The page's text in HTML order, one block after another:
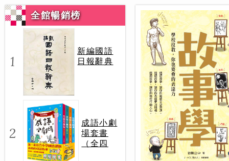
全館暢銷榜
1
新編國語
日報辭典
2
成語小劇
場套書
（全四